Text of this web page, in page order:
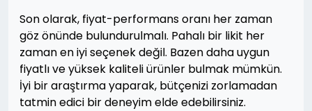
Son olarak, fiyat-performans oranı her zaman
göz önünde bulundurulmalı. Pahalı bir likit her
zaman en iyi seçenek değil. Bazen daha uygun
fiyatlı ve yüksek kaliteli ürünler bulmak mümkün.
İyi bir araştırma yaparak, bütçenizi zorlamadan
tatmin edici bir deneyim elde edebilirsiniz.